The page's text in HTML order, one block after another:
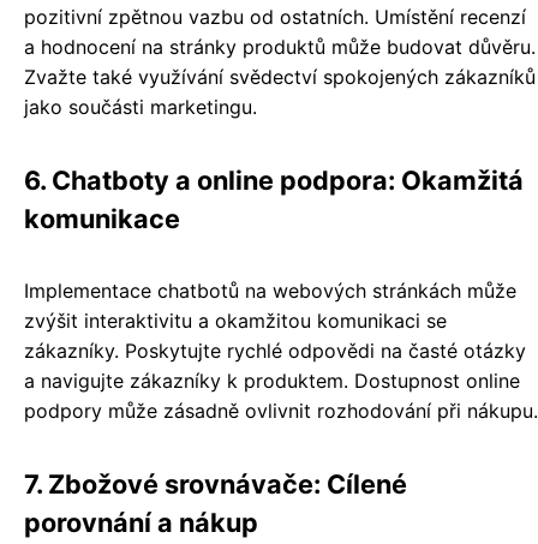
pozitivní zpětnou vazbu od ostatních. Umístění recenzí
a hodnocení na stránky produktů může budovat důvěru.
Zvažte také využívání svědectví spokojených zákazníků
jako součásti marketingu.
6. Chatboty a online podpora: Okamžitá
komunikace
Implementace chatbotů na webových stránkách může
zvýšit interaktivitu a okamžitou komunikaci se
zákazníky. Poskytujte rychlé odpovědi na časté otázky
a navigujte zákazníky k produktem. Dostupnost online
podpory může zásadně ovlivnit rozhodování při nákupu.
7. Zbožové srovnávače: Cílené
porovnání a nákup